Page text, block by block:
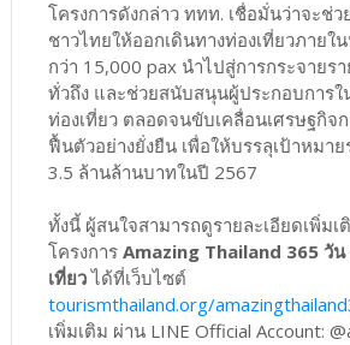
โครงการดังกล่าว ททท. เชื่อมั่นว่าจะช่
ชาวไทยให้ออกเดินทางท่องเที่ยวภายใ
กว่า 15,000 pax นำไปสู่การกระจายร
ทั่วถึง และช่วยสนับสนุนผู้ประกอบการ
ท่องเที่ยว ตลอดจนขับเคลื่อนเศรษฐกิจ
ฟื้นตัวอย่างยั่งยืน เพื่อให้บรรลุเป้าหมา
3.5 ล้านล้านบาทในปี 2567
ทั้งนี้ ผู้สนใจสามารถดูรายละเอียดเพิ่มเ
โครงการ Amazing Thailand 365 วัน
เที่ยวได้ที่เว็บไซต์
tourismthailand.org/
เพิ่มเติม ผ่าน LINE Official Account: